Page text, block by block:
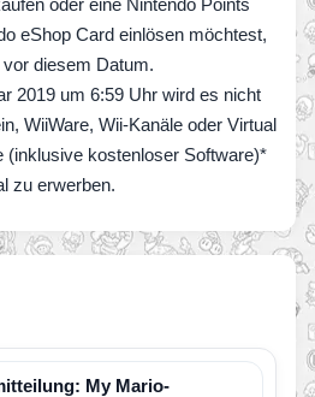
oder eine Nintendo Points
eShop Card einlösen möchtest,
diesem Datum.
2019 um 6:59 Uhr wird es nicht
WiiWare, Wii-Kanäle oder Virtual
(inklusive kostenloser Software)*
zu erwerben.
My Mario-